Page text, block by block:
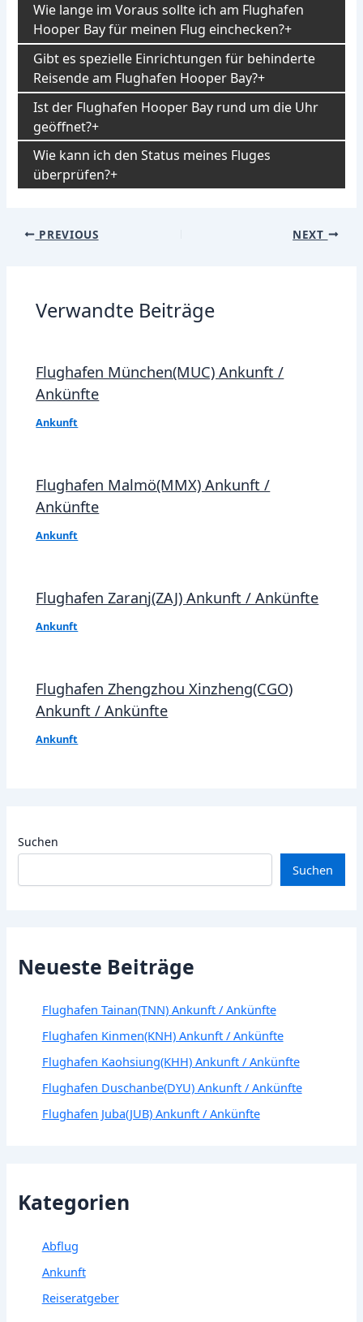
Wie lange im Voraus sollte ich am Flughafen
Hooper Bay für meinen Flug einchecken?
Gibt es spezielle Einrichtungen für behinderte
Reisende am Flughafen Hooper Bay?
Ist der Flughafen Hooper Bay rund um die Uhr
geöffnet?
Wie kann ich den Status meines Fluges
überprüfen?
Post
PREVIOUS NEXT
Verwandte Beiträge
Flughafen München(MUC) Ankunft /
Ankünfte
Ankunft
Flughafen Malmö(MMX) Ankunft /
Ankünfte
Ankunft
Flughafen Zaranj(ZAJ) Ankunft / Ankünfte
Ankunft
Flughafen Zhengzhou Xinzheng(CGO)
Ankunft / Ankünfte
Ankunft
Suchen
Suchen
Neueste Beiträge
Flughafen Tainan(TNN) Ankunft / Ankünfte
Flughafen Kinmen(KNH) Ankunft / Ankünfte
Flughafen Kaohsiung(KHH) Ankunft / Ankünfte
Flughafen Duschanbe(DYU) Ankunft / Ankünfte
Flughafen Juba(JUB) Ankunft / Ankünfte
Kategorien
Abflug
Ankunft
Reiseratgeber